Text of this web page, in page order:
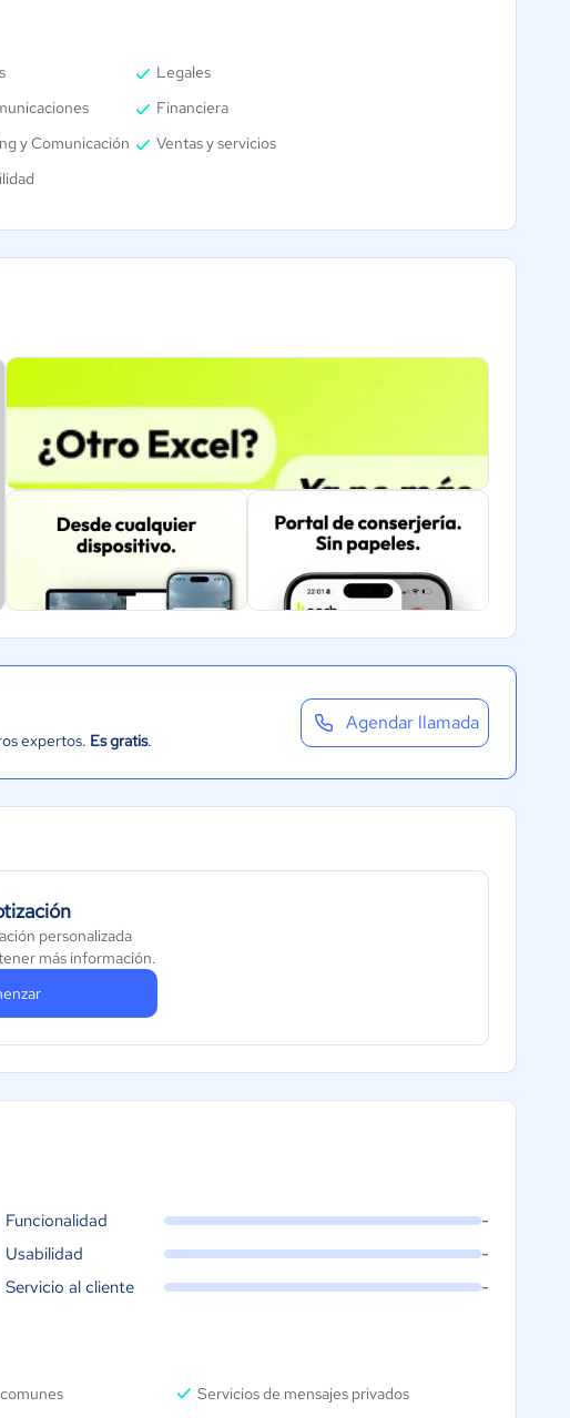
Legales
Financiera
y Comunicación
Ventas y servicios
expertos. Es gratis.
Agendar llamada
personalizada
más información.
Funcionalidad
-
Usabilidad
-
Servicio al cliente
-
Servicios de mensajes privados